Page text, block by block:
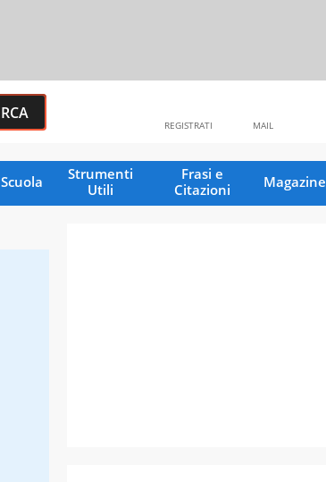
MAIL
REGISTRATI
Scuola
Strumenti
Utili
Frasi e
Citazioni
Magazine